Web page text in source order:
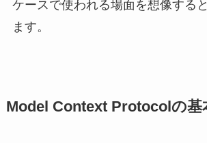
ケースで使われる場面を想像する
ます。
Model Context Protocolの基